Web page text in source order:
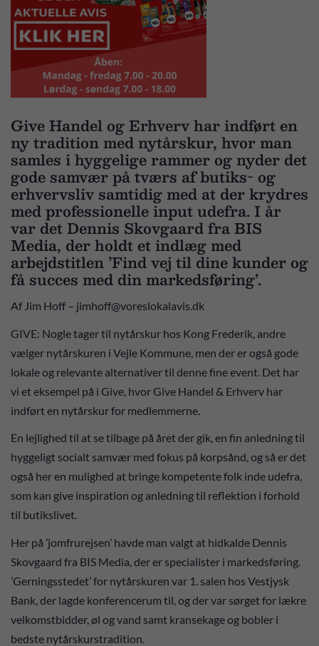
Give Handel og Erhverv har indført en
ny tradition med nytårskur, hvor man
samles i hyggelige rammer og nyder det
gode samvær på tværs af butiks- og
erhvervsliv samtidig med at der krydres
med professionelle input udefra. I år
var det Dennis Skovgaard fra BIS
Media, der holdt et indlæg med
arbejdstitlen ’Find vej til dine kunder og
få succes med din markedsføring’.
Af Jim Hoff – jimhoff@voreslokalavis.dk
GIVE: Nogle tager til nytårskur hos Kong Frederik, andre
vælger nytårskuren i Vejle Kommune, men der er også gode
lokale og relevante alternativer til denne fine event. Det har
vi et eksempel på i Give, hvor Give Handel & Erhverv har
indført en nytårskur for medlemmerne.
En lejlighed til at se tilbage på året der gik, en fin anledning til
hyggeligt socialt samvær med fokus på korpsånd, og så er det
også her en mulighed at bringe kompetente folk inde udefra,
som kan give inspiration og anledning til reflektion i forhold
til butikslivet.
Her på ’jomfrurejsen’ havde man valgt at hidkalde Dennis
Skovgaard fra BIS Media, der er specialister i markedsføring.
’Gerningsstedet’ for nytårskuren var 1. salen hos Vestjysk
Bank, der lagde konferencerum til, og der var sørget for lækre
velkomstbidder, øl og vand samt kransekage og bobler i
bedste nytårskurstradition.